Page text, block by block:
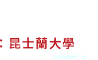
昆士蘭大學